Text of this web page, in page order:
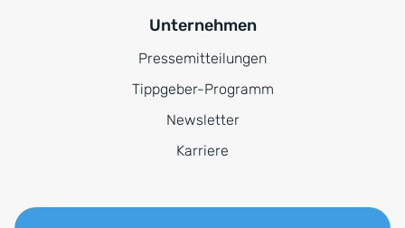
Unternehmen
Pressemitteilungen
Tippgeber-Programm
Newsletter
Karriere